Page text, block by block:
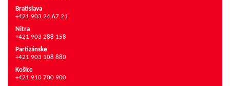
Bratislava
+421 903 24 67 21
Nitra
+421 903 288 158
Partizánske
+421 903 108 880
Košice
+421 910 700 900